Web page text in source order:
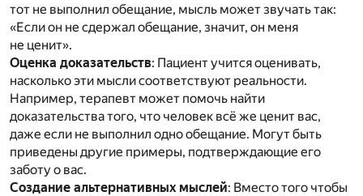
тот не выполнил обещание, мысль может звучать так:
«Если он не сдержал обещание, значит, он меня
не ценит».
Оценка доказательств: Пациент учится оценивать,
насколько эти мысли соответствуют реальности.
Например, терапевт может помочь найти
доказательства того, что человек всё же ценит вас,
даже если не выполнил одно обещание. Могут быть
приведены другие примеры, подтверждающие его
заботу о вас.
Создание альтернативных мыслей: Вместо того чтобы